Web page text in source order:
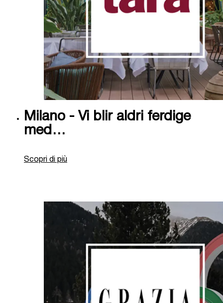
Milano - Vi blir aldri ferdige
med…
Scopri di più